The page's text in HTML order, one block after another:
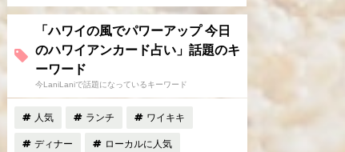
「ハワイの風でパワーアップ 今日
のハワイアンカード占い」話題のキ
ーワード
今LaniLaniで話題になっているキーワード
人気 ランチ ワイキキ
ディナー ローカルに人気